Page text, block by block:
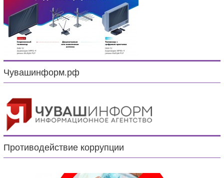
Чувашинформ.рф
Противодействие коррупции